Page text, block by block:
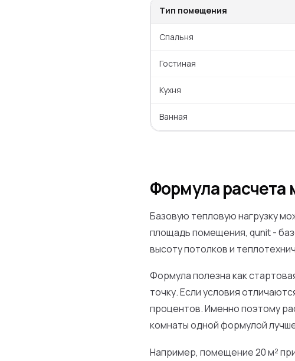
Тип помещения
Спальня
Гостиная
Кухня
Ванная
Формула расчета
Базовую тепловую нагрузку
площадь помещения, qunit -
высоту потолков и
Формула полезна как
точку. Если условия
процентов. Именно поэтому
комнаты одной формулой
Например, помещение 20 м²